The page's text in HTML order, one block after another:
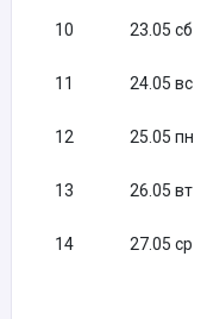
10 23.05 сб
11 24.05 вс
12 25.05 пн
13 26.05 вт
14 27.05 ср